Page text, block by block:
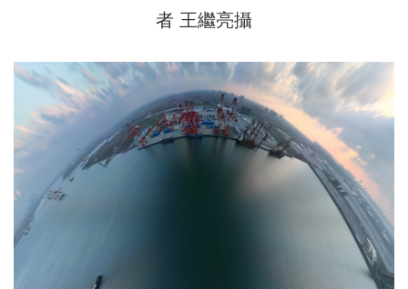
者 王繼亮攝